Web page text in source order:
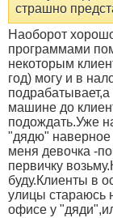
страшно
Наоборот
программами
некоторым
год) могу и в
машине до
подождать.Уже
"дядю" наверное
меня девочка -
первичку
буду.Клиенты в
улицы стараюсь
офисе у